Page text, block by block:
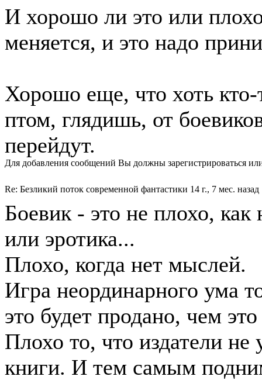
И хорошо ли это или
меняется, и это надо
Хорошо еще, что хоть кто-
птом, глядишь, от
перейдут.
Для добавления сообщений Вы должны зарегистрироваться или
Re: Безликий поток современной фантастики 14 г., 7 мес. назад
Боевик - это не плохо, как
или эротика...
Плохо, когда нет мыслей.
Игра неординарного ума
это будет продано, чем
Плохо то, что издатели не
книги. И тем самым